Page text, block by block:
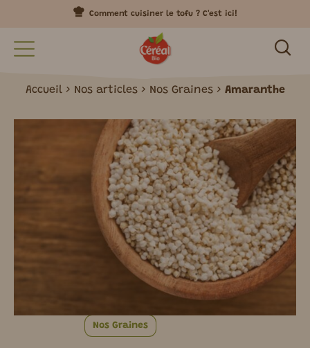
Comment cuisiner le tofu ? C'est ici!
Accueil Nos articles Nos Graines Amaranthe
Nos Graines